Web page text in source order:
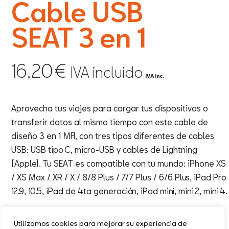
Utilizamos cookies para mejorar su experiencia de
Cable USB
SEAT 3 en 1
16,20€ IVA incluido IVA inc.
Aprovecha tus viajes para cargar tus dispositivos o
transferir datos al mismo tiempo con este cable de
diseño 3 en 1 MFI, con tres tipos diferentes de cables
USB: USB tipo C, micro-USB y cables de Lightning
(Apple). Tu SEAT es compatible con tu mundo: iPhone XS
/ XS Max / XR / X / 8/8 Plus / 7/7 Plus / 6/6 Plus, iPad Pro
12.9, 10.5, iPad de 4ta generación, iPad mini, mini 2, mini 4.
1 disponibles